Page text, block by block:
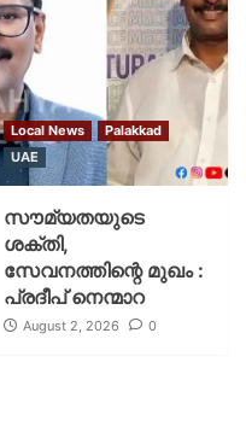
Local News
Palakkad
UAE
സൗമ്യതയുടെ
ശക്തി,
സേവനത്തിന്റെ മുഖം :
പ്രദീപ് നെന്മാറ
August 2, 2026 0